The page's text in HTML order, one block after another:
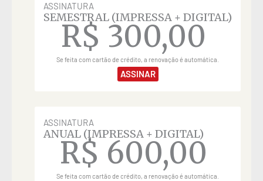
ASSINATURA
SEMESTRAL (IMPRESSA + DIGITAL)
R$ 300,00
Se feita com cartão de crédito, a renovação é automática.
ASSINAR
ASSINATURA
ANUAL (IMPRESSA + DIGITAL)
R$ 600,00
Se feita com cartão de crédito, a renovação é automática.